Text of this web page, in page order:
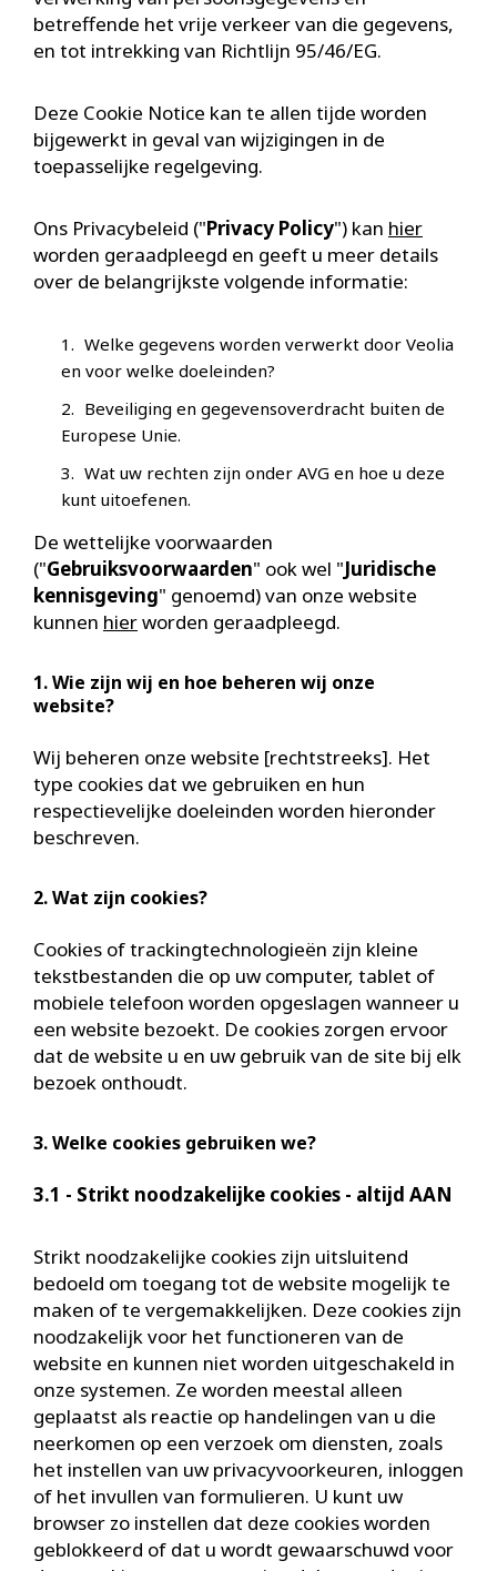
betreffende het vrije verkeer van die gegevens,
en tot intrekking van Richtlijn 95/46/EG.
Deze Cookie Notice kan te allen tijde worden
bijgewerkt in geval van wijzigingen in de
toepasselijke regelgeving.
Ons Privacybeleid ("Privacy Policy") kan hier
worden geraadpleegd en geeft u meer details
over de belangrijkste volgende informatie:
Welke gegevens worden verwerkt door Veolia
en voor welke doeleinden?
Beveiliging en gegevensoverdracht buiten de
Europese Unie.
Wat uw rechten zijn onder AVG en hoe u deze
kunt uitoefenen.
De wettelijke voorwaarden
("Gebruiksvoorwaarden" ook wel "Juridische
kennisgeving" genoemd) van onze website
kunnen hierworden geraadpleegd.
1. Wie zijn wij en hoe beheren wij onze
website?
Wij beheren onze website [rechtstreeks]. Het
type cookies dat we gebruiken en hun
respectievelijke doeleinden worden hieronder
beschreven.
2. Wat zijn cookies?
Cookies of trackingtechnologieën zijn kleine
tekstbestanden die op uw computer, tablet of
mobiele telefoon worden opgeslagen wanneer u
een website bezoekt. De cookies zorgen ervoor
dat de website u en uw gebruik van de site bij elk
bezoek onthoudt.
3. Welke cookies gebruiken we?
3.1 - Strikt noodzakelijke cookies - altijd AAN
Strikt noodzakelijke cookies zijn uitsluitend
bedoeld om toegang tot de website mogelijk te
maken of te vergemakkelijken. Deze cookies zijn
noodzakelijk voor het functioneren van de
website en kunnen niet worden uitgeschakeld in
onze systemen. Ze worden meestal alleen
geplaatst als reactie op handelingen van u die
neerkomen op een verzoek om diensten, zoals
het instellen van uw privacyvoorkeuren, inloggen
of het invullen van formulieren. U kunt uw
browser zo instellen dat deze cookies worden
geblokkeerd of dat u wordt gewaarschuwd voor